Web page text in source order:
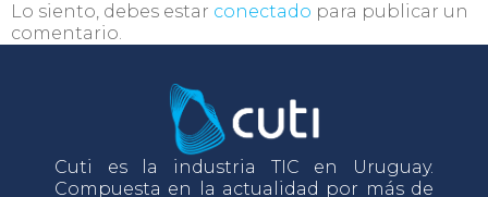
Lo siento, debes estar conectado para publicar un
comentario.
Cuti es la industria TIC en Uruguay.
Compuesta en la actualidad por más de